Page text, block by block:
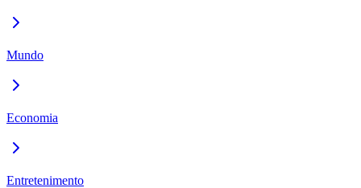
Mundo
Economia
Entretenimento